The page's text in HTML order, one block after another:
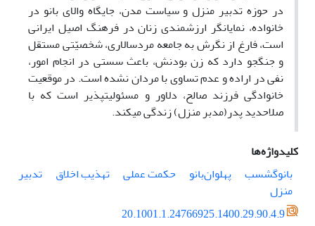
در حوزه تدبیر منزل و سیاست مدن، جایگاه والای بانو در
خانواده، نمایانگر ارزشمندی زنان در فرهنگ اصیل ایرانی
است، فارغ از نگرش به جامعه مردسالاری، شخصیّتی مستقل
و جنگجو دارد که زن بودنش، باعث سستی در انجام امور،
نفی در اراده و عدم تساوی با مردان نشده است. در موقعیت
خانوادگی فرزند صالح، دلاور و مسئولیت­پذیر است که با
صلاحدید پدر(مدبر منزل) زندگی می­کند.
کلیدواژه‌ها
بانو‌گشسب
پهلوان‌بانو حکمت عملی تهذیب اخلاق
تدبیر
منزل
20.1001.1.24766925.1400.29.90.4.9